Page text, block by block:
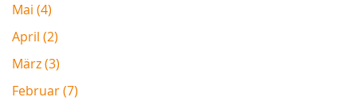
Mai (4)
April (2)
März (3)
Februar (7)